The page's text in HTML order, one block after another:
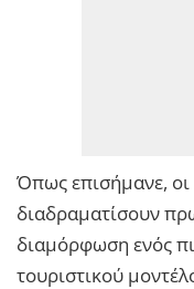
Όπως επισήμανε,
διαδραματίσουν
διαμόρφωση ενός
τουριστικού